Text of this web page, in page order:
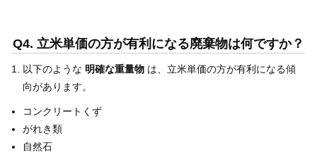
Q4. 立米単価の方が有利になる廃棄物は何ですか？
以下のような 明確な重量物は、立米単価の方が有利になる傾
向があります。
コンクリートくず
がれき類
自然石